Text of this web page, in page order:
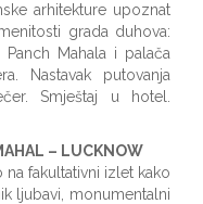
arhitekture upoznat
grada duhova:
Panch Mahala i palača
Nastavak putovanja
Smještaj u hotel.
– LUCKNOW
fakultativni izlet kako
ljubavi, monumentalni